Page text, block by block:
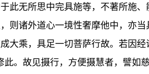
此无所思中完具施等，不著所施
则诸外道心一境性奢摩他中，亦
大乘，具足一切菩萨行故。若因
此。故见摄行，方便摄慧者，譬